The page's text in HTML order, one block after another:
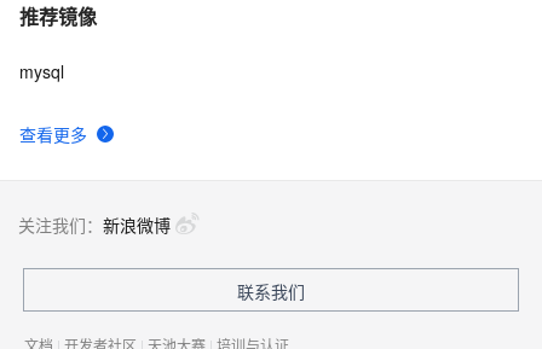
推荐镜像
查看更多
mysql
关注我们： 新浪微博
联系我们
文档 | 开发者社区 | 天池大赛 | 培训与认证